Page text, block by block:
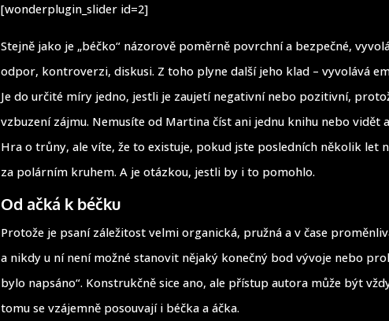
[wonderplugin_slider id=2]
Stejně jako je „béčko“ názorově poměrně povrchní a bezpečné,
odpor, kontroverzi, diskusi. Z toho plyne další jeho klad – vyvolává
Je do určité míry jedno, jestli je zaujetí negativní nebo pozitivní,
vzbuzení zájmu. Nemusíte od Martina číst ani jednu knihu nebo vidět
Hra o trůny, ale víte, že to existuje, pokud jste posledních několik let
za polárním kruhem. A je otázkou, jestli by i to pomohlo.
Od ačká k béčku
Protože je psaní záležitost velmi organická, pružná a v čase
a nikdy u ní není možné stanovit nějaký konečný bod vývoje nebo
bylo napsáno“. Konstrukčně sice ano, ale přístup autora může být
tomu se vzájemně posouvají i béčka a áčka.